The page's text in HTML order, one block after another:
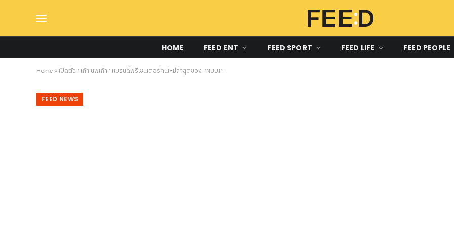
HOME FEED ENT FEED SPORT FEED LIFE FEED PEOPLE
Home» เปิดตัว “เก้า นพเก้า” แบรนด์พรีเซนเตอร์คนใหม่ล่าสุดของ “NUUI”
FEED NEWS